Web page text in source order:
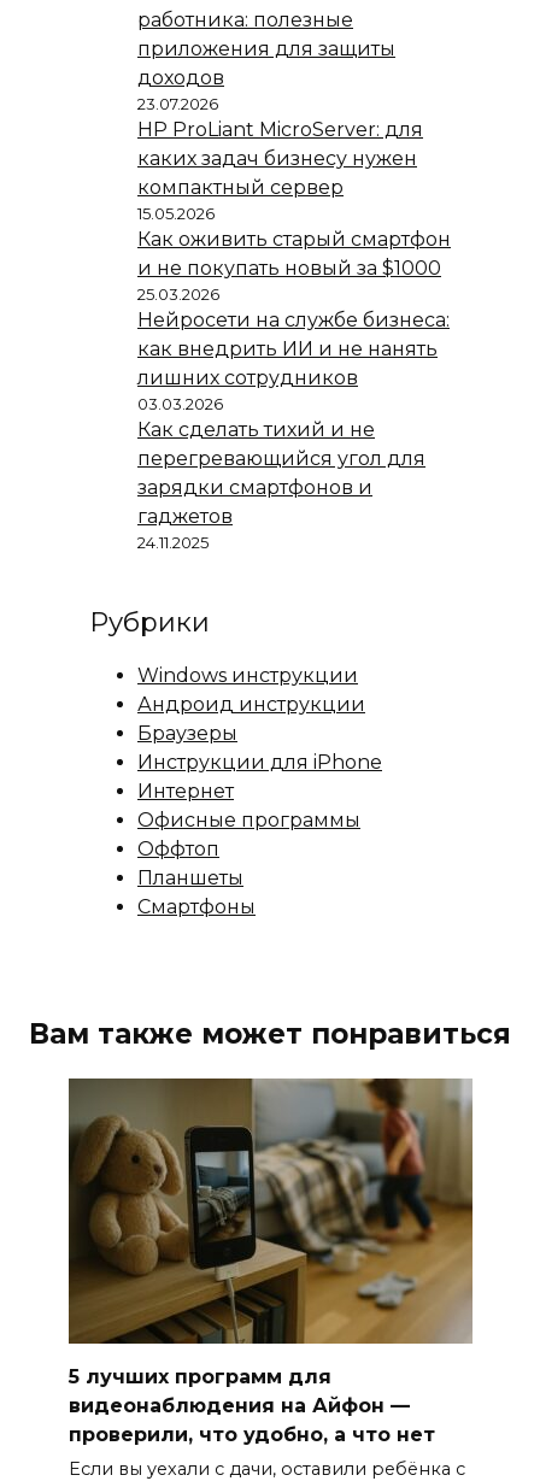
работника: полезные
приложения для защиты
доходов
23.07.2026
HP ProLiant MicroServer: для
каких задач бизнесу нужен
компактный сервер
15.05.2026
Как оживить старый смартфон
и не покупать новый за $1000
25.03.2026
Нейросети на службе бизнеса:
как внедрить ИИ и не нанять
лишних сотрудников
03.03.2026
Как сделать тихий и не
перегревающийся угол для
зарядки смартфонов и
гаджетов
24.11.2025
Рубрики
Windows инструкции
Андроид инструкции
Браузеры
Инструкции для iPhone
Интернет
Офисные программы
Оффтоп
Планшеты
Смартфоны
Вам также может понравиться
5 лучших программ для
видеонаблюдения на Айфон —
проверили, что удобно, а что нет
Если вы уехали с дачи, оставили ребёнка с